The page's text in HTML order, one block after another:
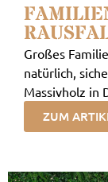
Großes
natürlich,
Massivholz in
ZUM